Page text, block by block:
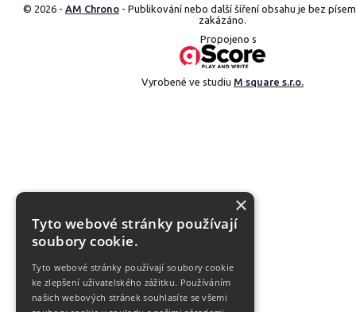
© 2026 - AM Chrono - Publikování nebo další šíření obsahu je bez
zakázáno.
Propojeno s
Vyrobené ve studiu M square s.r.o.
×
Tyto webové stránky používají
soubory cookie.
Tyto webové stránky používají soubory cookie
ke zlepšení uživatelského zážitku. Používáním
našich webových stránek souhlasíte se všemi